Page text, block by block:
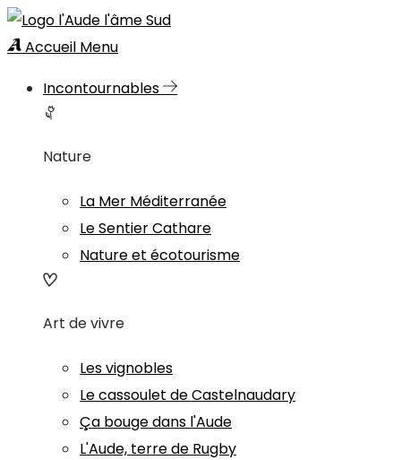
Accueil Menu
Incontournables
Nature
La Mer Méditerranée
Le Sentier Cathare
Nature et écotourisme
Art de vivre
Les vignobles
Le cassoulet de Castelnaudary
Ça bouge dans l'Aude
L'Aude, terre de Rugby